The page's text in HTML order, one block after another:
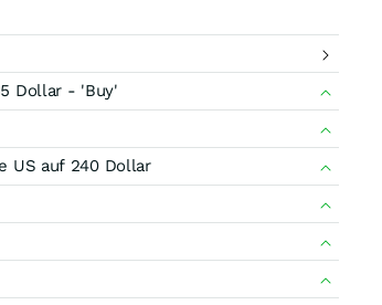
Dollar - 'Buy'
US auf 240 Dollar